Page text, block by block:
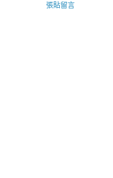
張貼留言